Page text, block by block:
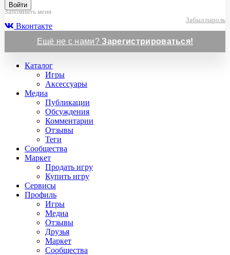
Войти
Запомнить меня
Забыл пароль
Вконтакте
Ещё не с нами?Зарегистрироваться!
Каталог
Игры
Аксессуары
Медиа
Публикации
Обсуждения
Комментарии
Отзывы
Теги
Сообщества
Маркет
Продать игру
Купить игру
Сервисы
Профиль
Игры
Медиа
Отзывы
Друзья
Маркет
Сообщества